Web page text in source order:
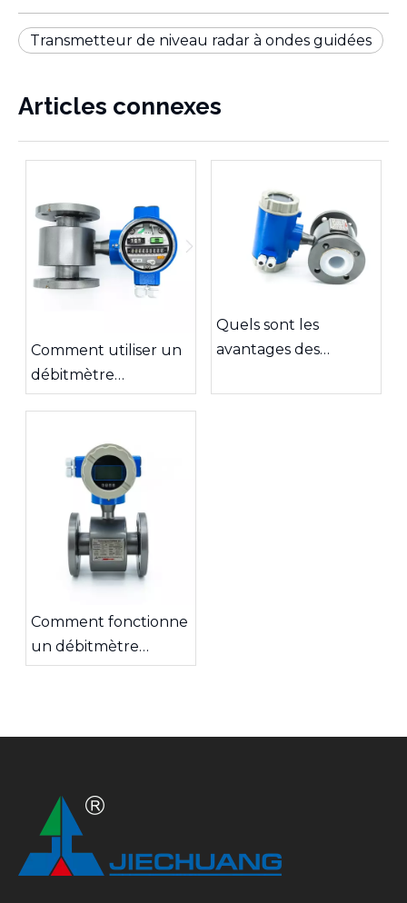
Transmetteur de niveau radar à ondes guidées
Articles connexes
Comment utiliser un
débitmètre
électromagnétique ?
Quels sont les
avantages des
électromagnétiques
Comment fonctionne
un débitmètre
électromagnétique ?